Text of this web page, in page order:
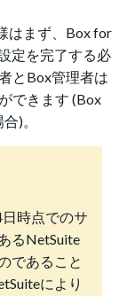
はまず、Box for
定を完了する必
とBox管理者は
できます (Box
)。
時点でのサ
るNetSuite
であること
により